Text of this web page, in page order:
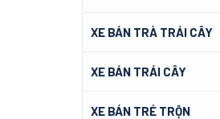
XE BÁN TRÀ TRÁI CÂY
XE BÁN TRÁI CÂY
XE BÁN TRÉ TRỘN